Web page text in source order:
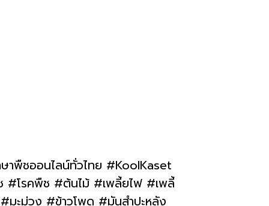
ชออนไลน์ทั่วไทย #KoolKaset
โรคพืช #ต้นไม้ #เพลี้ยไฟ #เพลี้
ะม่วง #ข้าวโพด #มันสำปะหลัง